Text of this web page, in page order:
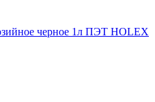
черное 1л ПЭТ HOLEX